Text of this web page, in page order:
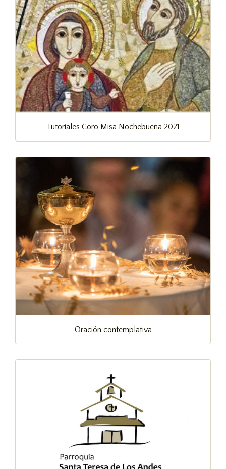
Tutoriales Coro Misa Nochebuena 2021
Oración contemplativa